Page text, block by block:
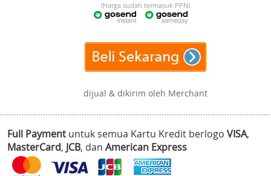
(Harga sudah termasuk PPN)
dijual & dikirim oleh Merchant
Full Payment untuk semua Kartu Kredit berlogo VISA,
MasterCard, JCB, dan American Express